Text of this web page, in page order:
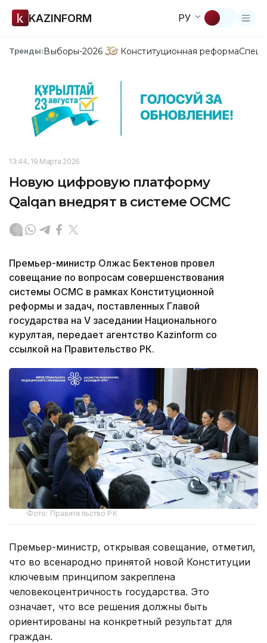
KAZINFORM РУ
Тренды:Выборы-2026 Конституционная реформа
13:44, 19 Марта 2026
Новую цифровую платформу
Qalqan внедрят в системе ОСМС
Премьер-министр Олжас Бектенов провел
совещание по вопросам совершенствования
системы ОСМС в рамках Конституционной
реформы и задач, поставленных Главой
государства на V заседании Национального
курултая, передает агентство Kazinform со
ссылкой на Правительство РК.
Фото: Правительство РК
Премьер-министр, открывая совещание, отметил,
что во всенародно принятой новой Конституции
ключевым принципом закреплена
человекоцентричность государства. Это
означает, что все решения должны быть
ориентированы на конкретный результат для
граждан.